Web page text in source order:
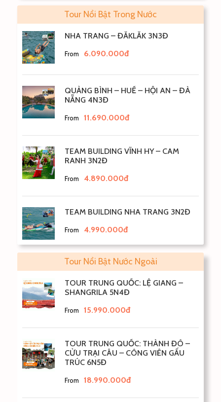
Tour Nổi Bật Trong Nước
NHA TRANG – ĐẮKLẮK 3N3Đ
From 6.090.000đ
QUẢNG BÌNH – HUẾ – HỘI AN – ĐÀ
NẴNG 4N3Đ
From 11.690.000đ
TEAM BUILDING VĨNH HY – CAM
RANH 3N2Đ
From 4.890.000đ
TEAM BUILDING NHA TRANG 3N2Đ
From 4.990.000đ
Tour Nổi Bật Nước Ngoài
TOUR TRUNG QUỐC: LỆ GIANG –
SHANGRILA 5N4Đ
From 15.990.000đ
TOUR TRUNG QUỐC: THÀNH ĐÔ –
CỬU TRẠI CÂU – CÔNG VIÊN GẤU
TRÚC 6N5Đ
From 18.990.000đ